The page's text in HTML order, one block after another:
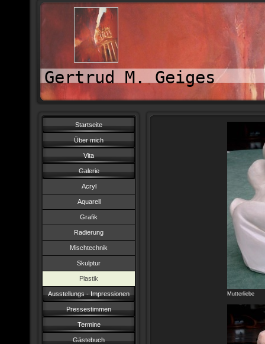
Gertrud M. Geiges
Startseite
Über mich
Vita
Galerie
Acryl
Aquarell
Grafik
Radierung
Mischtechnik
Skulptur
Plastik
Ausstellungs - Impressionen
Pressestimmen
Termine
Gästebuch
Mutterliebe